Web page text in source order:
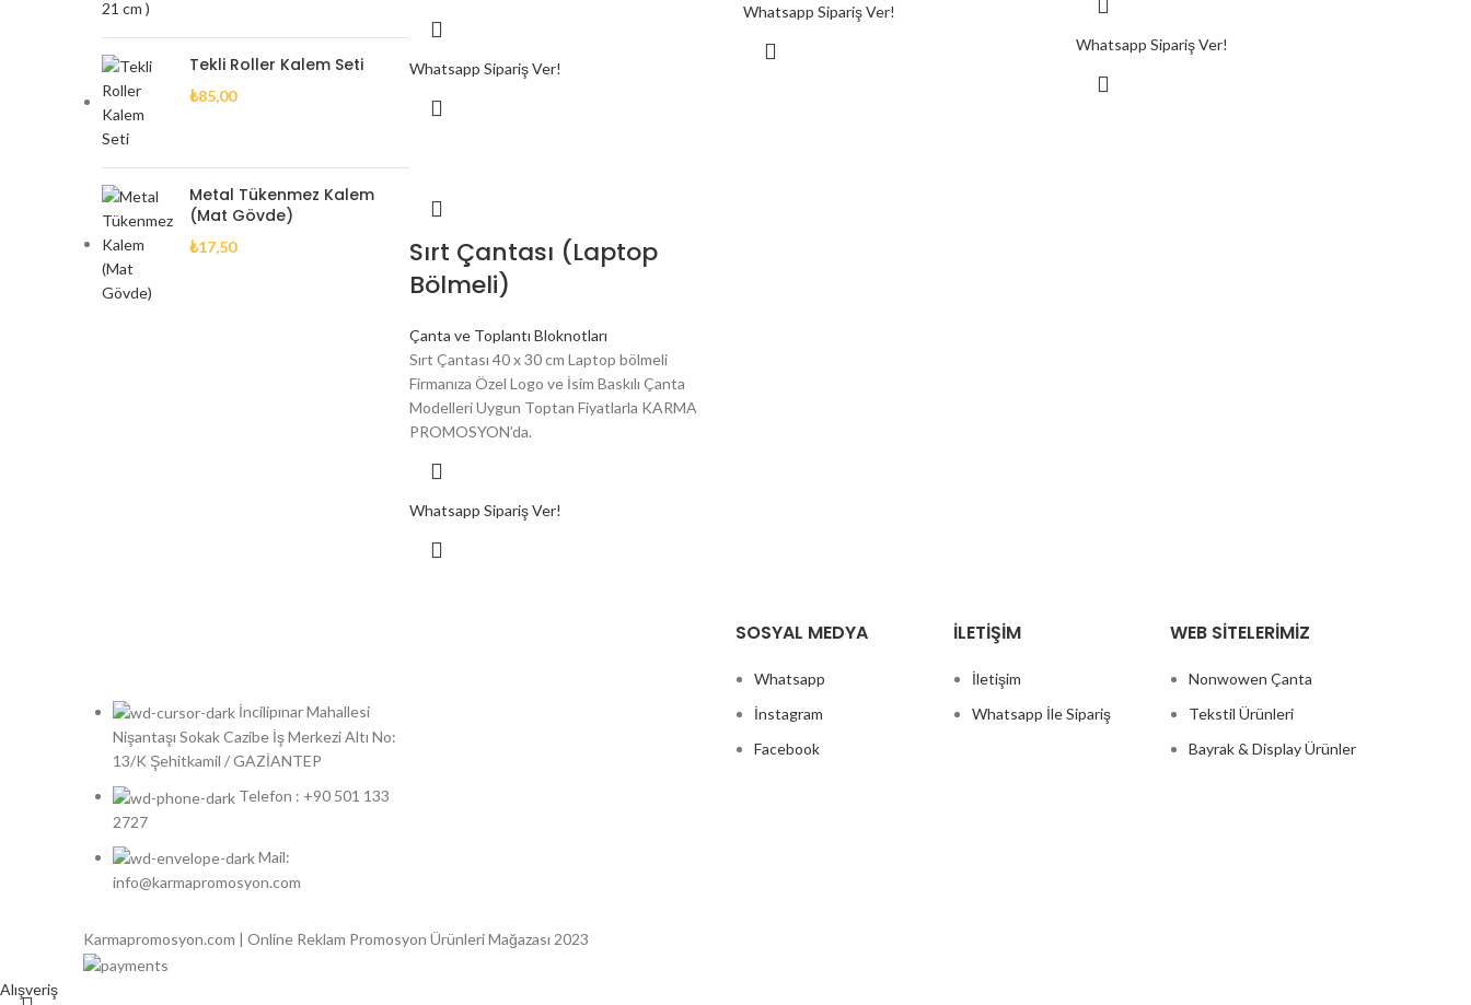
Tekli Roller Kalem Seti
₺85,00
Metal Tükenmez Kalem
(Mat Gövde)
₺17,50
Whatsapp Sipariş Ver!
Whatsapp Sipariş Ver!
Whatsapp Sipariş Ver!
Sırt Çantası (Laptop
Bölmeli)
Çanta ve Toplantı Bloknotları
Sırt Çantası 40 x 30 cm Laptop bölmeli
Firmanıza Özel Logo ve İsim Baskılı Çanta
Modelleri Uygun Toptan Fiyatlarla KARMA
PROMOSYON’da.
Whatsapp Sipariş Ver!
İncilipınar Mahallesi
Nişantaşı Sokak Cazibe İş Merkezi Altı No:
13/K Şehitkamil / GAZİANTEP
Telefon : +90 501 133
2727
Mail:
info@karmapromosyon.com
SOSYAL MEDYA
Whatsapp
İnstagram
Facebook
İLETIŞIM
İletişim
Whatsapp İle Sipariş
WEB SITELERIMIZ
Nonwowen Çanta
Tekstil Ürünleri
Bayrak & Display Ürünler
Karmapromosyon.com | Online Reklam Promosyon Ürünleri Mağazası 2023
Alışveriş